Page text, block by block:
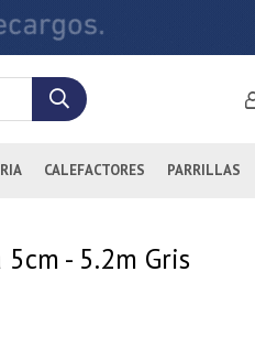
CALEFACTORES PARRILLAS
- 5.2m Gris